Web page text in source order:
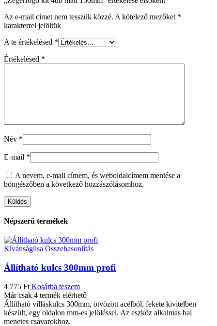
Az e-mail címet nem tesszük közzé. A kötelező mezőket *
karakterrel jelöltük
A te értékelésed *
Értékelésed *
Név *
E-mail *
A nevem, e-mail címem, és weboldalcímem mentése a
böngészőben a következő hozzászólásomhoz.
Népszerű termékek
Kívánságlisa Összehasonlítás
Állítható kulcs 300mm profi
4 775 Ft Kosárba teszem
Már csak 4 termék elérhető
Állítható villáskulcs 300mm, ötvözött acélból, fekete kivitelben
készült, egy oldalon mm-es jelöléssel. Az eszköz alkalmas bal
menetes csavarokhoz.